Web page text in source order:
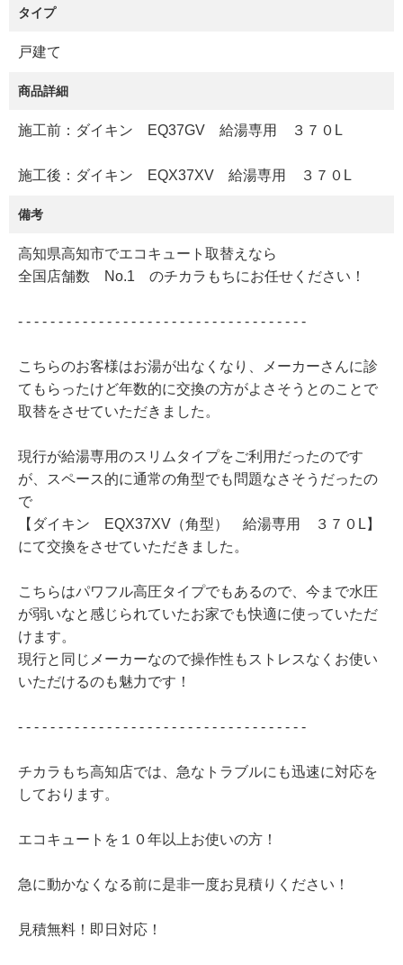
タイプ
戸建て
商品詳細
施工前：ダイキン EQ37GV 給湯専用 ３７０L
施工後：ダイキン EQX37XV 給湯専用 ３７０L
備考
高知県高知市でエコキュート取替えなら
全国店舗数 No.1 のチカラもちにお任せください！
- - - - - - - - - - - - - - - - - - - - - - - - - - - - - - - - - - - -
こちらのお客様はお湯が出なくなり、メーカーさんに診
てもらったけど年数的に交換の方がよさそうとのことで
取替をさせていただきました。
現行が給湯専用のスリムタイプをご利用だったのです
が、スペース的に通常の角型でも問題なさそうだったの
で
【ダイキン EQX37XV（角型） 給湯専用 ３７０L】
にて交換をさせていただきました。
こちらはパワフル高圧タイプでもあるので、今まで水圧
が弱いなと感じられていたお家でも快適に使っていただ
けます。
現行と同じメーカーなので操作性もストレスなくお使い
いただけるのも魅力です！
- - - - - - - - - - - - - - - - - - - - - - - - - - - - - - - - - - - -
チカラもち高知店では、急なトラブルにも迅速に対応を
しております。
エコキュートを１０年以上お使いの方！
急に動かなくなる前に是非一度お見積りください！
見積無料！即日対応！